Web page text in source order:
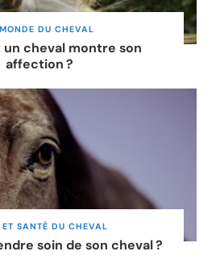
DU CHEVAL
cheval montre son
affection ?
ET SANTÉ DU CHEVAL
soin de son cheval ?